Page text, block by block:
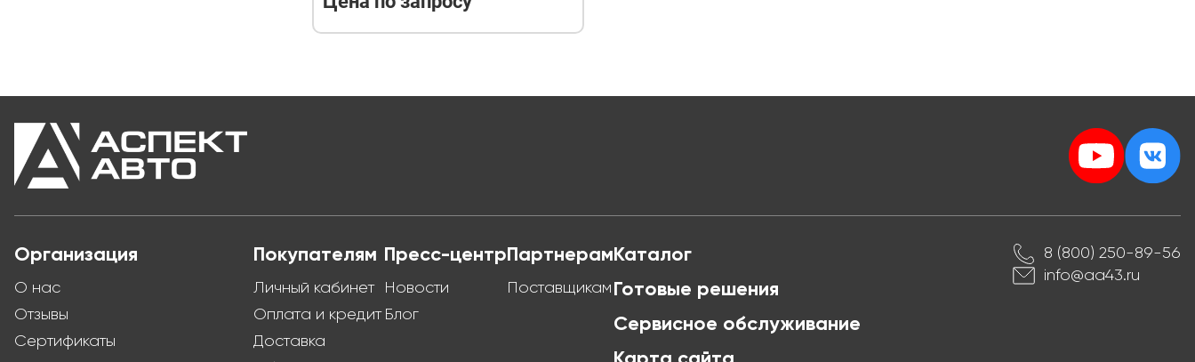
Организация
О нас
Отзывы
Сертификаты
Покупателям
Личный кабинет
Оплата и кредит
Доставка
Пресс-центр
Новости
Блог
Партнерам
Поставщикам
Каталог
Готовые решения
Сервисное обслуживание
8 (800) 250-89-56
info@aa43.ru